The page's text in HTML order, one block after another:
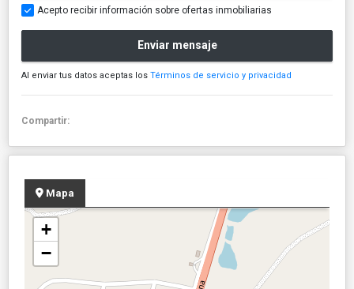
Acepto recibir información sobre ofertas inmobiliarias
Enviar mensaje
Al enviar tus datos aceptas los Términos de servicio y privacidad
Compartir:
Mapa
+
−